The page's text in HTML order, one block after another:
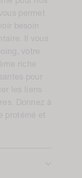
permet
besoin
Il vous
votre
riche
pour
les liens
Donnez à
protéiné et